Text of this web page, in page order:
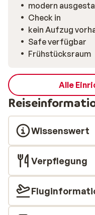
modern
Check in
kein Aufzug
Safe verfügbar
Frühstücksraum
Alle
Wissenswert
Verpflegung